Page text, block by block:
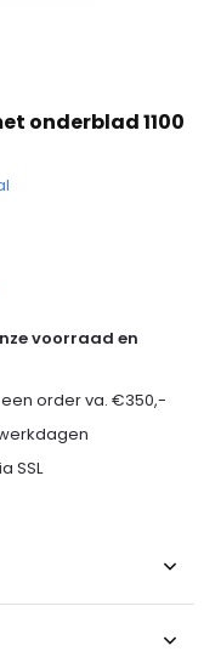
onderblad 1100
voorraad en
order va. €350,-
SSL